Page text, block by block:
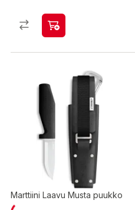
Marttiini Laavu Musta puukko